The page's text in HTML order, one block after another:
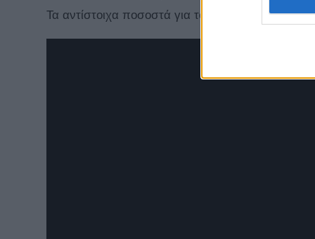
Τα αντίστοιχα ποσοστά για το
Volkswagen ID.4